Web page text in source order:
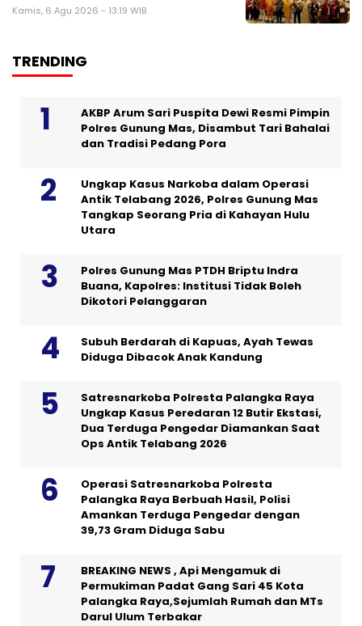
Kamis, 6 Agu 2026 - 13:19 WIB
TRENDING
AKBP Arum Sari Puspita Dewi Resmi Pimpin
Polres Gunung Mas, Disambut Tari Bahalai
dan Tradisi Pedang Pora
Ungkap Kasus Narkoba dalam Operasi
Antik Telabang 2026, Polres Gunung Mas
Tangkap Seorang Pria di Kahayan Hulu
Utara
Polres Gunung Mas PTDH Briptu Indra
Buana, Kapolres: Institusi Tidak Boleh
Dikotori Pelanggaran
Subuh Berdarah di Kapuas, Ayah Tewas
Diduga Dibacok Anak Kandung
Satresnarkoba Polresta Palangka Raya
Ungkap Kasus Peredaran 12 Butir Ekstasi,
Dua Terduga Pengedar Diamankan Saat
Ops Antik Telabang 2026
Operasi Satresnarkoba Polresta
Palangka Raya Berbuah Hasil, Polisi
Amankan Terduga Pengedar dengan
39,73 Gram Diduga Sabu
BREAKING NEWS , Api Mengamuk di
Permukiman Padat Gang Sari 45 Kota
Palangka Raya,Sejumlah Rumah dan MTs
Darul Ulum Terbakar